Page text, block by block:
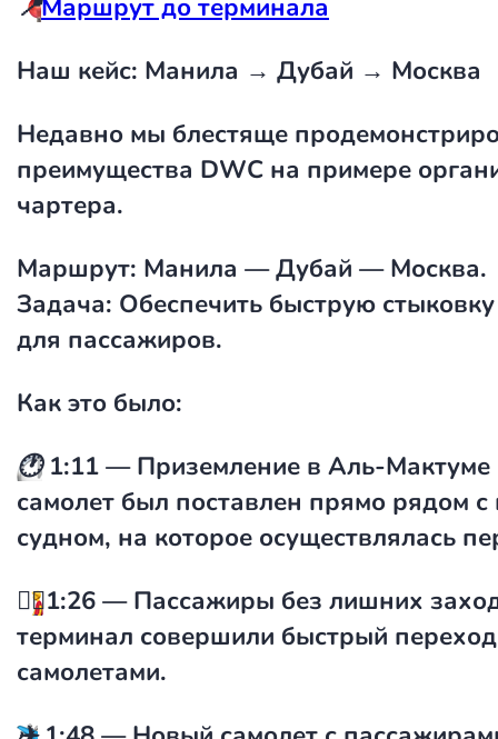
📍Маршрут до терминала
Наш кейс: Манила → Дубай → Москва
Недавно мы блестяще
преимущества DWC на примере
чартера.
Маршрут: Манила — Дубай — Москва.
Задача: Обеспечить быструю
для пассажиров.
Как это было:
🕐1:11 — Приземление в Аль-
самолет был поставлен прямо рядом
судном, на которое осуществлялась
🚶‍♂️1:26 — Пассажиры без лишних
терминал совершили быстрый
самолетами.